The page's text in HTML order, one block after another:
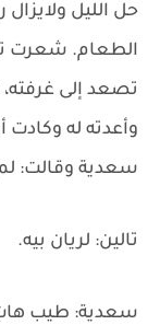
حل الليل
الطعام. شعرت
تصعد إلى
وأعدته له وكادت
سعدية وقالت:
تالين: لريان بيه.
سعدية: طيب